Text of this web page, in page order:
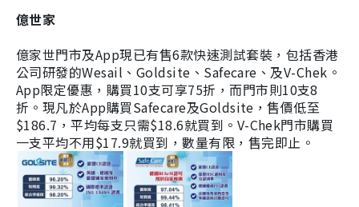
億世家
億家世門市及App現已有售6款快速測試套裝，包括香港
公司研發的Wesail、Goldsite、Safecare、及V-Chek。
App限定優惠，購買10支可享75折，而門市則10支8
折。現凡於App購買Safecare及Goldsite，售價低至
$186.7，平均每支只需$18.6就買到。V-Chek門市購買
一支平均不用$17.9就買到，數量有限，售完即止。